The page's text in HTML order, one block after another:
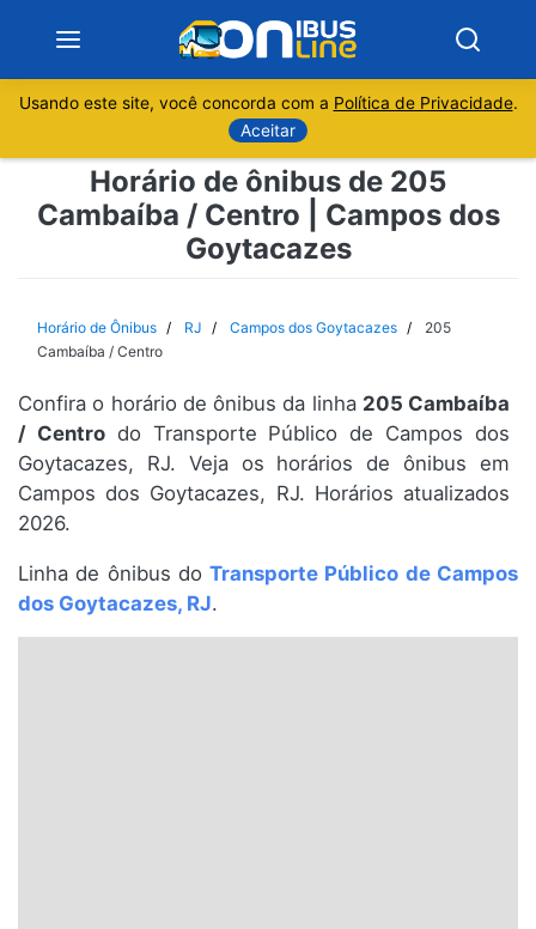
Sobre
Minas Gerais
Espírito Santo
Paraná
Santa Catarina
Rio Grande do Sul
Usando este site, você concorda com a Política de Privacidade.
Aceitar
Horário de ônibus de 205
Cambaíba / Centro | Campos dos
Goytacazes
Horário de Ônibus RJ Campos dos Goytacazes
205
Cambaíba / Centro
Confira o horário de ônibus da linha 205 Cambaíba
/ Centrodo Transporte Público de Campos dos
Goytacazes, RJ. Veja os horários de ônibus em
Campos dos Goytacazes, RJ. Horários atualizados
2026.
Linha de ônibus doTransporte Público de Campos
dos Goytacazes, RJ.